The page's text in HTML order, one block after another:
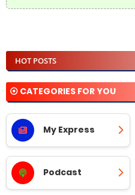
HOT POSTS
⦿ CATEGORIES FOR YOU
My Express
Podcast